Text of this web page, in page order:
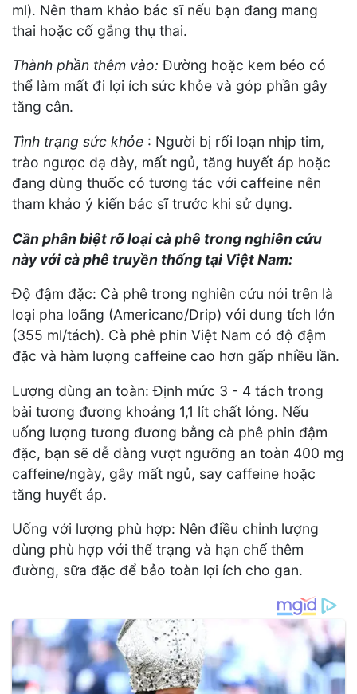
ml). Nên tham khảo bác sĩ nếu bạn đang mang
thai hoặc cố gắng thụ thai.
Thành phần thêm vào:Đường hoặc kem béo có
thể làm mất đi lợi ích sức khỏe và góp phần gây
tăng cân.
Tình trạng sức khỏe : Người bị rối loạn nhịp tim,
trào ngược dạ dày, mất ngủ, tăng huyết áp hoặc
đang dùng thuốc có tương tác với caffeine nên
tham khảo ý kiến bác sĩ trước khi sử dụng.
Cần phân biệt rõ loại cà phê trong nghiên cứu
này với cà phê truyền thống tại Việt Nam:
Độ đậm đặc: Cà phê trong nghiên cứu nói trên là
loại pha loãng (Americano/Drip) với dung tích lớn
(355 ml/tách). Cà phê phin Việt Nam có độ đậm
đặc và hàm lượng caffeine cao hơn gấp nhiều lần.
Lượng dùng an toàn: Định mức 3 - 4 tách trong
bài tương đương khoảng 1,1 lít chất lỏng. Nếu
uống lượng tương đương bằng cà phê phin đậm
đặc, bạn sẽ dễ dàng vượt ngưỡng an toàn 400 mg
caffeine/ngày, gây mất ngủ, say caffeine hoặc
tăng huyết áp.
Uống với lượng phù hợp: Nên điều chỉnh lượng
dùng phù hợp với thể trạng và hạn chế thêm
đường, sữa đặc để bảo toàn lợi ích cho gan.